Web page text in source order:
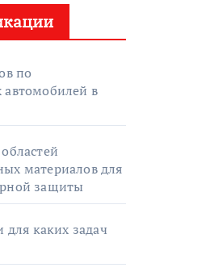
по
в
материалов для
защиты
для каких задач